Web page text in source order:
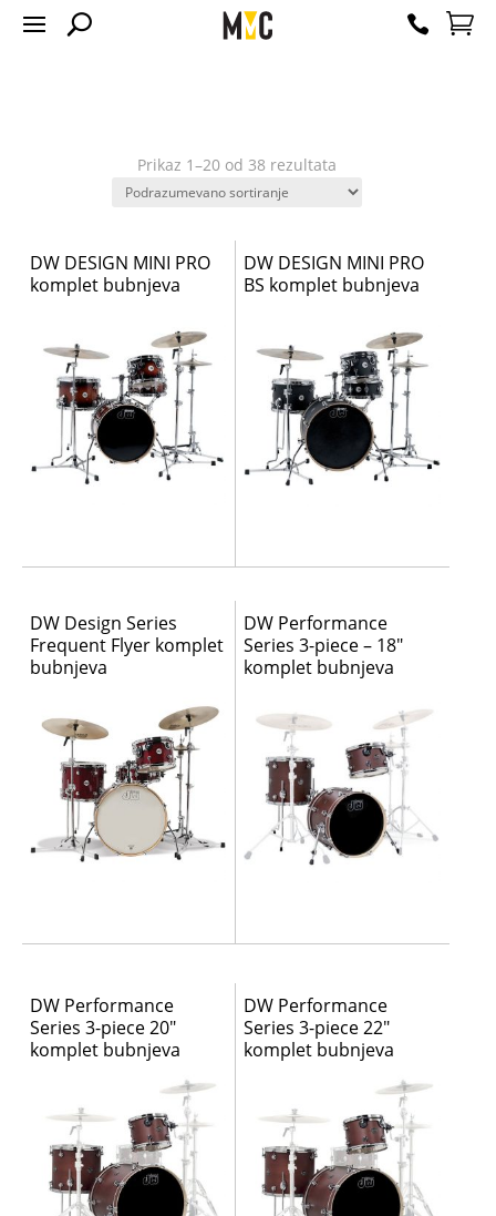
Prikaz 1–20 od 38 rezultata
DW DESIGN MINI PRO
komplet bubnjeva
DW DESIGN MINI PRO
BS komplet bubnjeva
DW Design Series
Frequent Flyer komplet
bubnjeva
DW Performance
Series 3-piece – 18″
komplet bubnjeva
DW Performance
Series 3-piece 20″
komplet bubnjeva
DW Performance
Series 3-piece 22″
komplet bubnjeva